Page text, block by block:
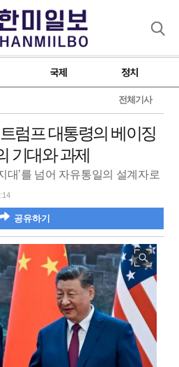
국제 정치
전체기사
럼프 대통령의 베이징
기대와 과제
대’를 넘어 자유통일의 설계자로
공유하기